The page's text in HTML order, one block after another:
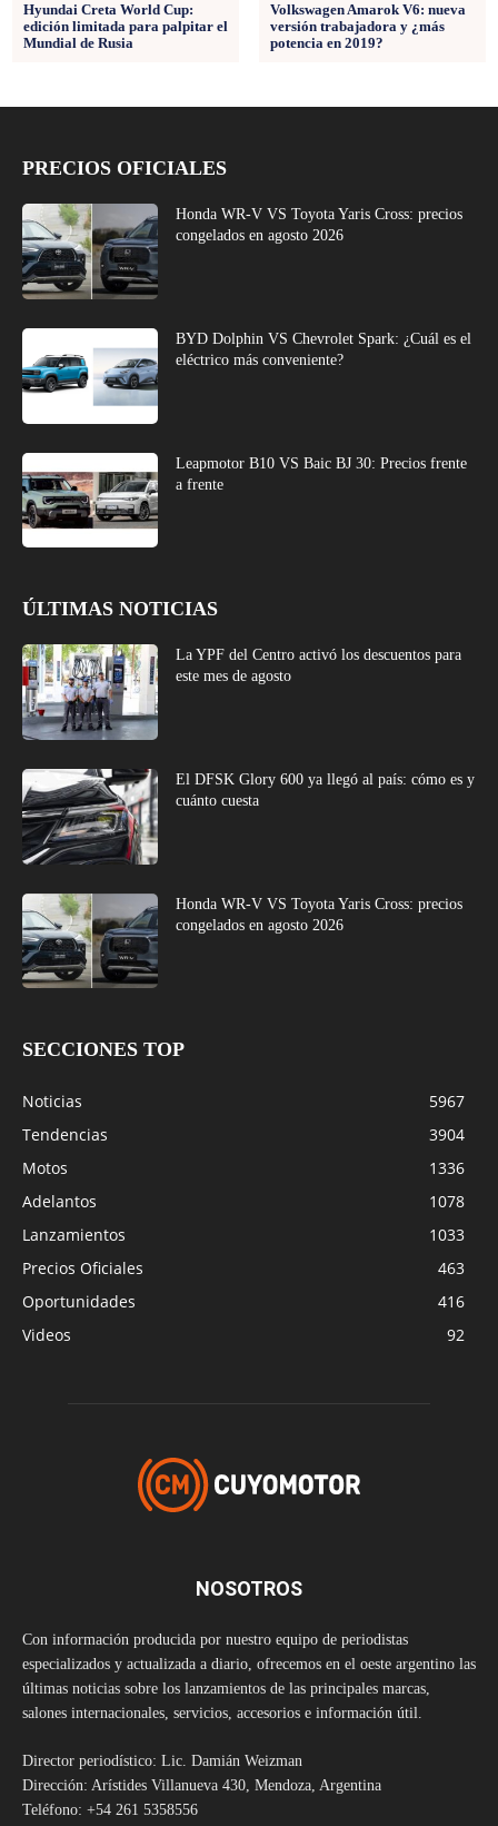
Hyundai Creta World Cup:
edición limitada para palpitar el
Mundial de Rusia
Volkswagen Amarok V6: nueva
versión trabajadora y ¿más
potencia en 2019?
PRECIOS OFICIALES
Honda WR-V VS Toyota Yaris Cross: precios
congelados en agosto 2026
BYD Dolphin VS Chevrolet Spark: ¿Cuál es el
eléctrico más conveniente?
Leapmotor B10 VS Baic BJ 30: Precios frente
a frente
ÚLTIMAS NOTICIAS
La YPF del Centro activó los descuentos para
este mes de agosto
El DFSK Glory 600 ya llegó al país: cómo es y
cuánto cuesta
Honda WR-V VS Toyota Yaris Cross: precios
congelados en agosto 2026
SECCIONES TOP
Noticias
5967
Tendencias
3904
Motos
1336
Adelantos
1078
Lanzamientos
1033
Precios Oficiales
463
Oportunidades
416
Videos
92
NOSOTROS
Con información producida por nuestro equipo de periodistas
especializados y actualizada a diario, ofrecemos en el oeste argentino las
últimas noticias sobre los lanzamientos de las principales marcas,
salones internacionales, servicios, accesorios e información útil.
Director periodístico: Lic. Damián Weizman
Dirección: Arístides Villanueva 430, Mendoza, Argentina
Teléfono: +54 261 5358556